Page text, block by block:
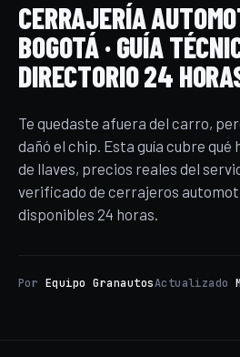
CERRAJERÍA
BOGOTÁ · GUÍA
DIRECTORIO 24
Te quedaste afuera del carro,
dañó el chip. Esta guía cubre
de llaves, precios reales del
verificado de cerrajeros
disponibles 24 horas.
Por Equipo GranautosActualizado